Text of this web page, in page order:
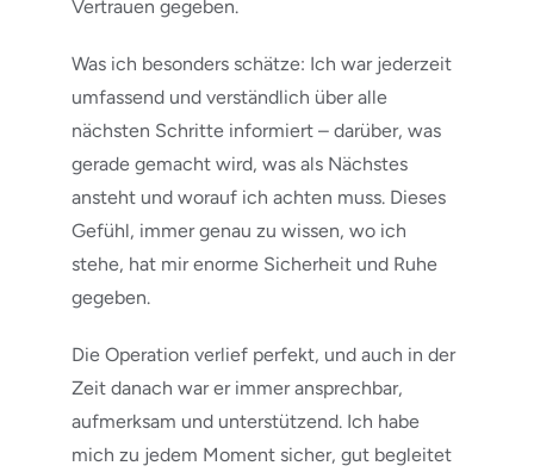
Vertrauen gegeben.
Was ich besonders schätze: Ich war jederzeit
umfassend und verständlich über alle
nächsten Schritte informiert – darüber, was
gerade gemacht wird, was als Nächstes
ansteht und worauf ich achten muss. Dieses
Gefühl, immer genau zu wissen, wo ich
stehe, hat mir enorme Sicherheit und Ruhe
gegeben.
Die Operation verlief perfekt, und auch in der
Zeit danach war er immer ansprechbar,
aufmerksam und unterstützend. Ich habe
mich zu jedem Moment sicher, gut begleitet